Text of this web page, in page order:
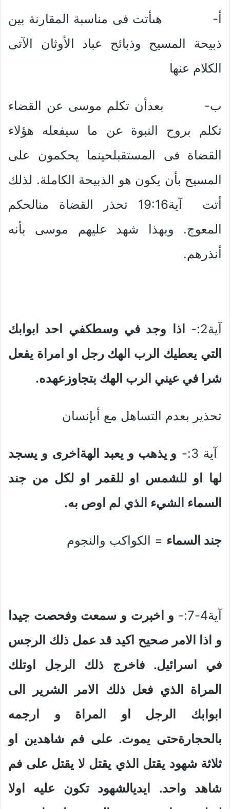
أ‌- هىأتت فى مناسبة المقارنة بين
ذبيحة المسيح وذبائح عباد الأوثان الآتى
الكلام عنها
ب‌- بعدأن تكلم موسى عن القضاء
تكلم بروح النبوة عن ما سيفعله هؤلاء
القضاة فى المستقبلحينما يحكمون على
المسيح بأن يكون هو الذبيحة الكاملة. لذلك
أتت آية19:16 تحذر القضاة منالحكم
المعوج. وبهذا شهد عليهم موسى بأنه
أنذرهم.
آية2:-
اذا وجد في وسطكفي احد ابوابك
التي يعطيك الرب الهك رجل او امراة يفعل
شرا في عيني الرب الهك بتجاوزعهده.
تحذير بعدم التساهل مع أىإنسان
آية 3:-
و يذهب و يعبد الهةاخرى و يسجد
لها او للشمس او للقمر او لكل من جند
السماء الشيء الذي لم اوص به.
جند السماء = الكواكب والنجوم
آية4-7:-
و اخبرت و سمعت وفحصت جيدا
و اذا الامر صحيح اكيد قد عمل ذلك الرجس
في اسرائيل. فاخرج ذلك الرجل اوتلك
المراة الذي فعل ذلك الامر الشرير الى
ابوابك الرجل او المراة و ارجمه
بالحجارةحتى يموت. على فم شاهدين او
ثلاثة شهود يقتل الذي يقتل لا يقتل على فم
شاهد واحد. ايديالشهود تكون عليه اولا